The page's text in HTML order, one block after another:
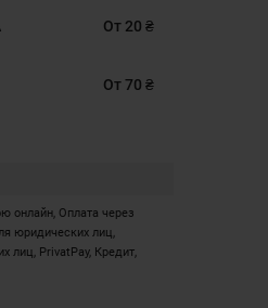
От 20 ₴
От 70 ₴
онлайн, Оплата через
юридических лиц,
лиц, PrivatPay, Кредит,